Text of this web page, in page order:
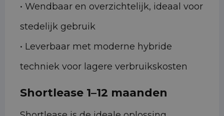
• Wendbaar en overzichtelijk, ideaal voor
stedelijk gebruik
• Leverbaar met moderne hybride
techniek voor lagere verbruikskosten
Shortlease 1–12 maanden